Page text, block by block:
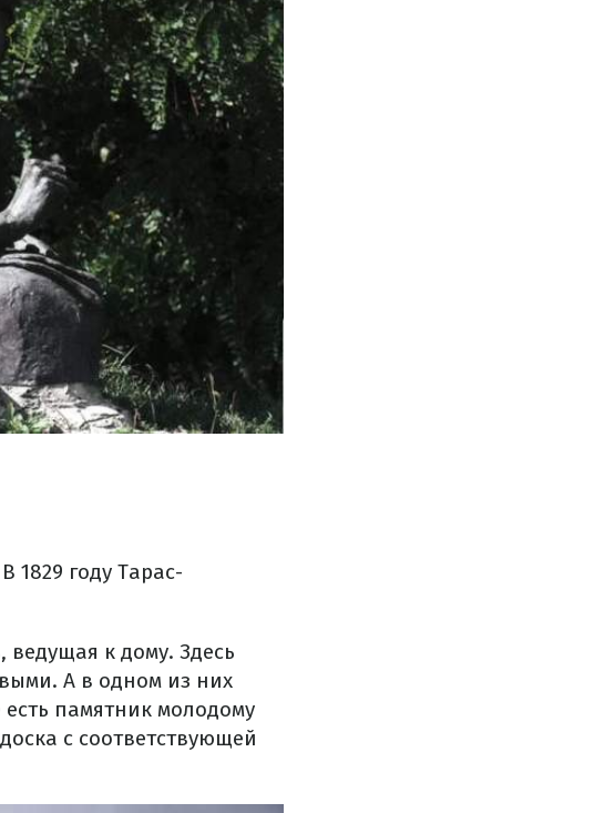
1829 году Тарас-
к дому. Здесь
А в одном из них
памятник молодому
с соответствующей